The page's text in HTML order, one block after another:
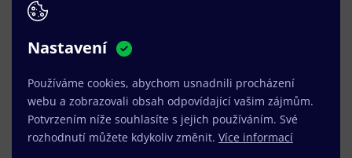
Nastavení
Používáme cookies, abychom usnadnili procházení
webu a zobrazovali obsah odpovídající vašim zájmům.
Potvrzením níže souhlasíte s jejich používáním. Své
rozhodnutí můžete kdykoliv změnit. Více informací